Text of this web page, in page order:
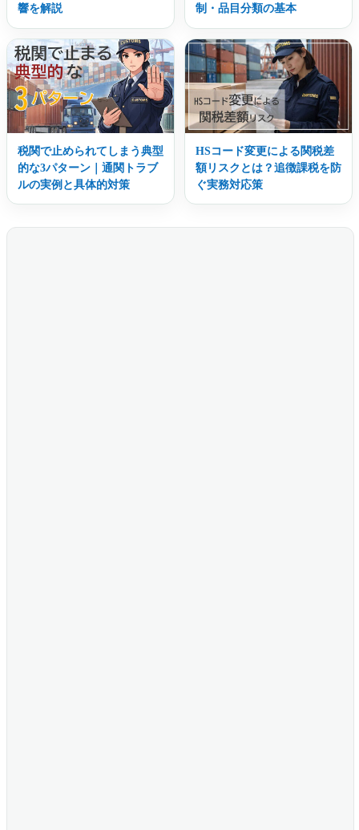
響を解説
制・品目分類の基本
税関で止められてしまう典型
的な3パターン｜通関トラブ
ルの実例と具体的対策
HSコード変更による関税差
額リスクとは？追徴課税を防
ぐ実務対応策